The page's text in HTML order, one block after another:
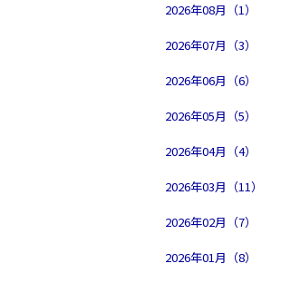
2026年08月（1）
2026年07月（3）
2026年06月（6）
2026年05月（5）
2026年04月（4）
2026年03月（11）
2026年02月（7）
2026年01月（8）